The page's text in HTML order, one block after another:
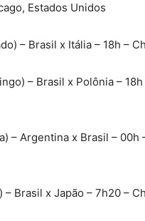
Estados Unidos
– Brasil x Itália – 18h –
– Brasil x Polônia –
– Argentina x Brasil – 00h
– Brasil x Japão – 7h20 –